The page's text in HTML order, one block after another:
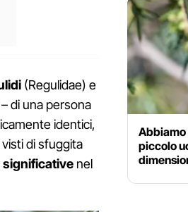
(Regulidae) e
di una persona
identici,
di sfuggita
nel
Abbiamo
piccolo